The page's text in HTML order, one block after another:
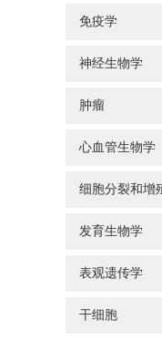
免疫学
神经生物学
肿瘤
心血管生物学
细胞分裂和增
发育生物学
表观遗传学
干细胞